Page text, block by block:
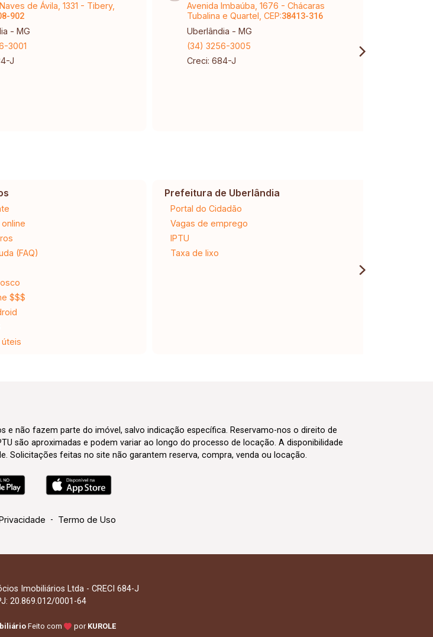
de Ávila, 1331 - Tibery,
902
- MG
3001
J
Avenida Imbaúba, 1676 - Chácaras
Tubalina e Quartel, CEP:38413-316
Uberlândia - MG
(34) 3256-3005
Creci: 684-J
(FAQ)
$$$
Prefeitura de Uberlândia
Portal do Cidadão
Vagas de emprego
IPTU
Taxa de lixo
não fazem parte do imóvel, salvo indicação específica. Reservamo-nos o direito de
são aproximadas e podem variar ao longo do processo de locação. A disponibilidade
Solicitações feitas no site não garantem reserva, compra, venda ou locação.
- Termo de Uso
Imobiliários Ltda - CRECI 684-J
20.869.012/0001-64
Feito com por KUROLE